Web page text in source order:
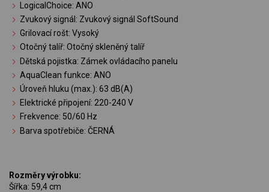
LogicalChoice: ANO
Zvukový signál: Zvukový signál SoftSound
Grilovací rošt: Vysoký
Otočný talíř: Otočný skleněný talíř
Dětská pojistka: Zámek ovládacího panelu
AquaClean funkce: ANO
Úroveň hluku (max.): 63 dB(A)
Elektrické připojení: 220-240 V
Frekvence: 50/60 Hz
Barva spotřebiče: ČERNÁ
Rozměry výrobku:
Šířka: 59,4 cm